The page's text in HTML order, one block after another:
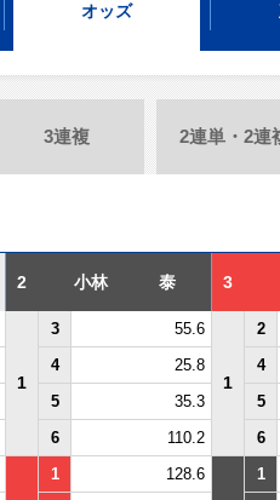
オッズ
3連複 2連単・2連
2 小林 泰 3
1
3 55.6
1
2
4 25.8
4
5 35.3
5
6 110.2 6
1 128.6
1